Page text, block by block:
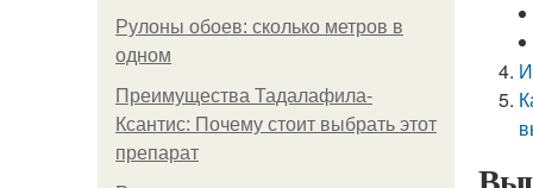
Рулоны обоев: сколько метров в
одном
Преимущества Тадалафила-
Ксантис: Почему стоит выбрать этот
препарат